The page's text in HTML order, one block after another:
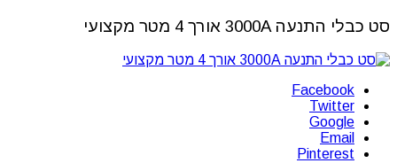
סט כבלי התנעה 3000A אורך 4 מטר מקצועי
Facebook
Twitter
Google
Email
Pinterest